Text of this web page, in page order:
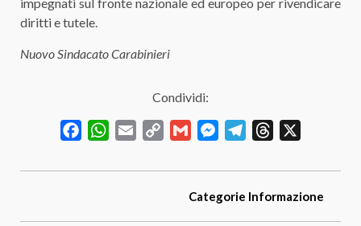
diritti e tutele.
Nuovo Sindacato Carabinieri
Condividi:
FacebookWhatsApp
Email
Copy
Gmail MessengerTelegramThreads
Categorie Informazione